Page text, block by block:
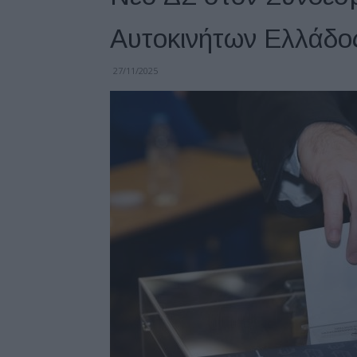
Αυτοκινήτων
27/11/2025